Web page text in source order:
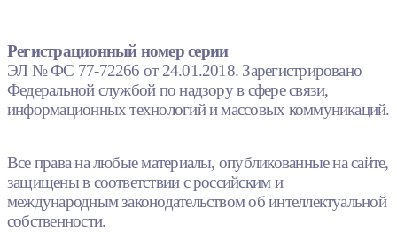
Регистрационный номер серии
ЭЛ № ФС 77-72266 от 24.01.2018. Зарегистрировано
Федеральной службой по надзору в сфере связи,
информационных технологий и массовых коммуникаций.
Все права на любые материалы, опубликованные на сайте,
защищены в соответствии с российским и
международным законодательством об интеллектуальной
собственности.